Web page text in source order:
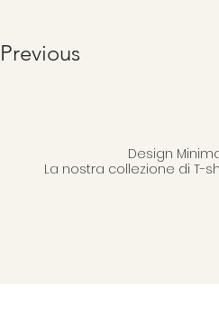
Previous
Design
La nostra collezione di T-